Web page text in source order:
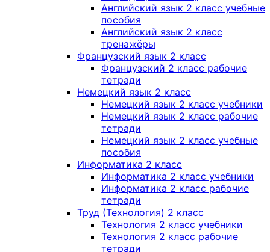
Английский язык 2 класс учебные
пособия
Английский язык 2 класс
тренажёры
Французский язык 2 класс
Французский 2 класс рабочие
тетради
Немецкий язык 2 класс
Немецкий язык 2 класс учебники
Немецкий язык 2 класс рабочие
тетради
Немецкий язык 2 класс учебные
пособия
Информатика 2 класс
Информатика 2 класс учебники
Информатика 2 класс рабочие
тетради
Труд (Технология) 2 класс
Технология 2 класс учебники
Технология 2 класс рабочие
тетради